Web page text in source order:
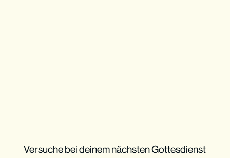
Versuche bei deinem nächsten Gottesdienst